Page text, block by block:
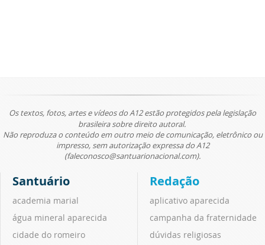
Os textos, fotos, artes e vídeos do A12 estão protegidos pela legislação
brasileira sobre direito autoral.
Não reproduza o conteúdo em outro meio de comunicação, eletrônico ou
impresso, sem autorização expressa do A12
(faleconosco@santuarionacional.com).
Santuário
academia marial
água mineral aparecida
cidade do romeiro
Redação
aplicativo aparecida
campanha da fraternidade
dúvidas religiosas